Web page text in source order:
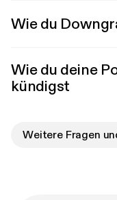
Wie du
Wie du deine
kündigst
Weitere Fragen